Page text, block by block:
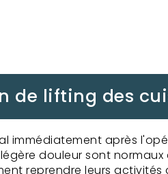
de lifting des
immédiatement après
douleur sont normaux
reprendre leurs